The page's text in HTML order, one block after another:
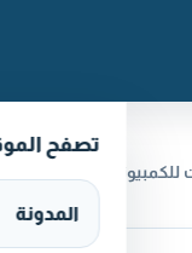
تصفح
المدونة